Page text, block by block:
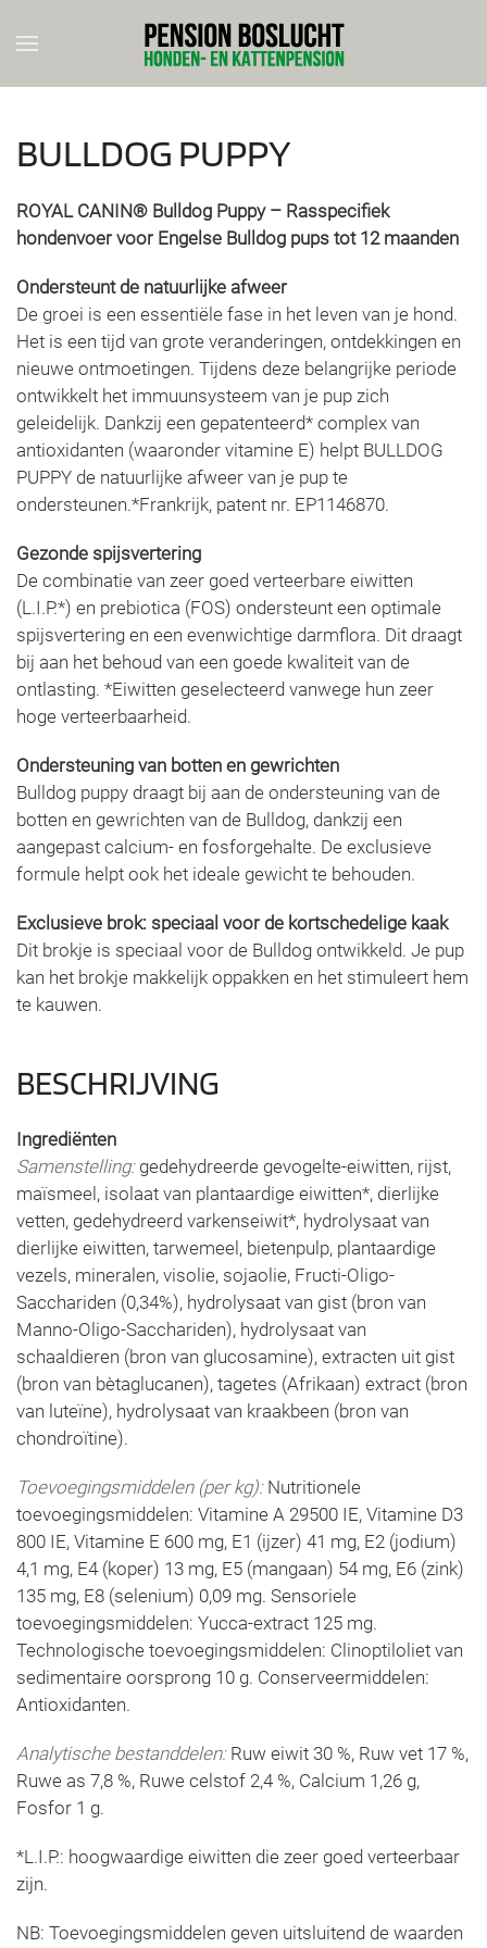
Skip to main content
BULLDOG PUPPY
ROYAL CANIN® Bulldog Puppy – Rasspecifiek
hondenvoer voor Engelse Bulldog pups tot 12 maanden
Ondersteunt de natuurlijke afweer
De groei is een essentiële fase in het leven van je hond.
Het is een tijd van grote veranderingen, ontdekkingen en
nieuwe ontmoetingen. Tijdens deze belangrijke periode
ontwikkelt het immuunsysteem van je pup zich
geleidelijk. Dankzij een gepatenteerd* complex van
antioxidanten (waaronder vitamine E) helpt BULLDOG
PUPPY de natuurlijke afweer van je pup te
ondersteunen.*Frankrijk, patent nr. EP1146870.
Gezonde spijsvertering
De combinatie van zeer goed verteerbare eiwitten
(L.I.P.*) en prebiotica (FOS) ondersteunt een optimale
spijsvertering en een evenwichtige darmflora. Dit draagt
bij aan het behoud van een goede kwaliteit van de
ontlasting. *Eiwitten geselecteerd vanwege hun zeer
hoge verteerbaarheid.
Ondersteuning van botten en gewrichten
Bulldog puppy draagt bij aan de ondersteuning van de
botten en gewrichten van de Bulldog, dankzij een
aangepast calcium- en fosforgehalte. De exclusieve
formule helpt ook het ideale gewicht te behouden.
Exclusieve brok: speciaal voor de kortschedelige kaak
Dit brokje is speciaal voor de Bulldog ontwikkeld. Je pup
kan het brokje makkelijk oppakken en het stimuleert hem
te kauwen.
BESCHRIJVING
Ingrediënten
Samenstelling: gedehydreerde gevogelte-eiwitten, rijst,
maïsmeel, isolaat van plantaardige eiwitten*, dierlijke
vetten, gedehydreerd varkenseiwit*, hydrolysaat van
dierlijke eiwitten, tarwemeel, bietenpulp, plantaardige
vezels, mineralen, visolie, sojaolie, Fructi-Oligo-
Sacchariden (0,34%), hydrolysaat van gist (bron van
Manno-Oligo-Sacchariden), hydrolysaat van
schaaldieren (bron van glucosamine), extracten uit gist
(bron van bètaglucanen), tagetes (Afrikaan) extract (bron
van luteïne), hydrolysaat van kraakbeen (bron van
chondroïtine).
Toevoegingsmiddelen (per kg): Nutritionele
toevoegingsmiddelen: Vitamine A 29500 IE, Vitamine D3
800 IE, Vitamine E 600 mg, E1 (ijzer) 41 mg, E2 (jodium)
4,1 mg, E4 (koper) 13 mg, E5 (mangaan) 54 mg, E6 (zink)
135 mg, E8 (selenium) 0,09 mg. Sensoriele
toevoegingsmiddelen: Yucca-extract 125 mg.
Technologische toevoegingsmiddelen: Clinoptiloliet van
sedimentaire oorsprong 10 g. Conserveermiddelen:
Antioxidanten.
Analytische bestanddelen: Ruw eiwit 30 %, Ruw vet 17 %,
Ruwe as 7,8 %, Ruwe celstof 2,4 %, Calcium 1,26 g,
Fosfor 1 g.
*L.I.P.: hoogwaardige eiwitten die zeer goed verteerbaar
zijn.
NB: Toevoegingsmiddelen geven uitsluitend de waarden